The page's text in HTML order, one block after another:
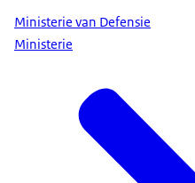
Ministerie van Defensie
Ministerie